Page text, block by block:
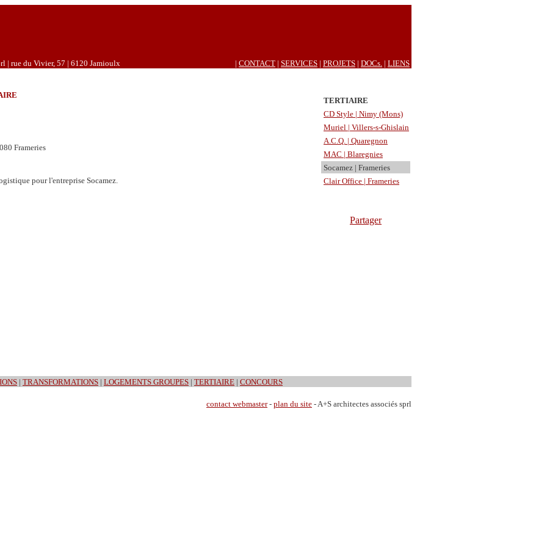
| rue du Vivier, 57 | 6120 Jamioulx | CONTACT | SERVICES | PROJETS | DOCs. | LIENS
Frameries
pour l'entreprise Socamez.
TERTIAIRE
CD Style | Nimy (Mons)
Muriel | Villers-s-Ghislain
A.C.Q. | Quaregnon
MAC | Blaregnies
Socamez | Frameries
Clair Office | Frameries
Partager
| TRANSFORMATIONS | LOGEMENTS GROUPES | TERTIAIRE | CONCOURS
contact webmaster- plan du site - A+S architectes associés sprl